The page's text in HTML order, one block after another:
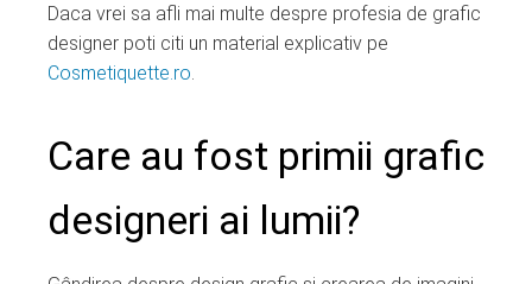
Daca vrei sa afli mai multe despre profesia de grafic
designer poti citi un material explicativ pe
Cosmetiquette.ro.
Care au fost primii grafic
designeri ai lumii?